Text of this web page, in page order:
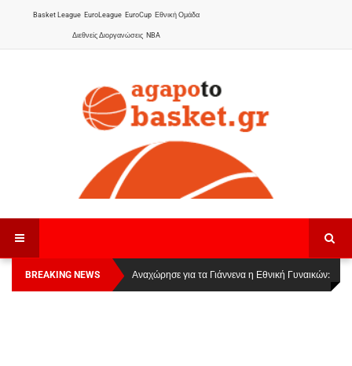
Basket League EuroLeague EuroCup Εθνική Ομάδα
Διεθνείς Διοργανώσεις NBA
BREAKING NEWS
Οι Πάνθηρες Καβάλας στην Women Basketball
League 1
Αναχώρησε για τα Γιάννενα η Εθνική Γυναικών: